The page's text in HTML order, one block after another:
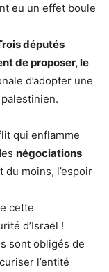
eu un effet boule
députés
de proposer, le
d’adopter une
qui enflamme
négociations
du moins, l’espoir
cette
d’Israël !
sont obligés de
l’entité